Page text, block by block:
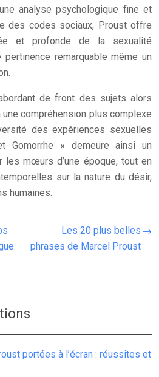
analyse psychologique fine et
des codes sociaux, Proust offre
et profonde de la sexualité
pertinence remarquable même un
de front des sujets alors
compréhension plus complexe
des expériences sexuelles
Gomorrhe » demeure ainsi un
les mœurs d’une époque, tout en
sur la nature du désir,
humaines.
Les 20 plus belles
phrases de Marcel Proust
portées à l’écran : réussites et